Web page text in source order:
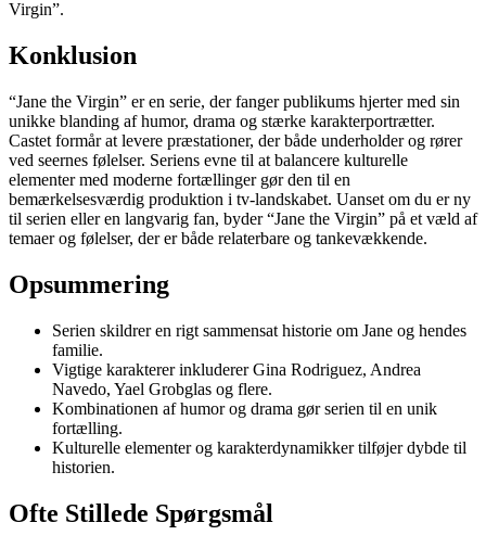
Virgin”.
Konklusion
“Jane the Virgin” er en serie, der fanger publikums hjerter med sin
unikke blanding af humor, drama og stærke karakterportrætter.
Castet formår at levere præstationer, der både underholder og rører
ved seernes følelser. Seriens evne til at balancere kulturelle
elementer med moderne fortællinger gør den til en
bemærkelsesværdig produktion i tv-landskabet. Uanset om du er ny
til serien eller en langvarig fan, byder “Jane the Virgin” på et væld af
temaer og følelser, der er både relaterbare og tankevækkende.
Opsummering
Serien skildrer en rigt sammensat historie om Jane og hendes
familie.
Vigtige karakterer inkluderer Gina Rodriguez, Andrea
Navedo, Yael Grobglas og flere.
Kombinationen af humor og drama gør serien til en unik
fortælling.
Kulturelle elementer og karakterdynamikker tilføjer dybde til
historien.
Ofte Stillede Spørgsmål